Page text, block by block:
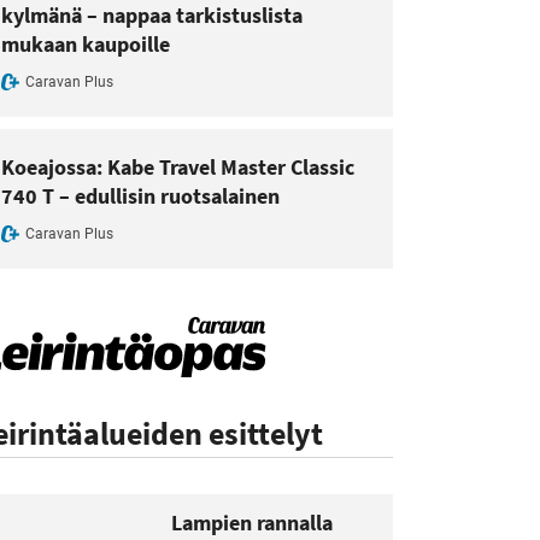
kylmänä – nappaa tarkistuslista
mukaan kaupoille
Caravan Plus
Koeajossa: Kabe Travel Master Classic
740 T – edullisin ruotsalainen
Caravan Plus
esittelyt
Lampien rannalla